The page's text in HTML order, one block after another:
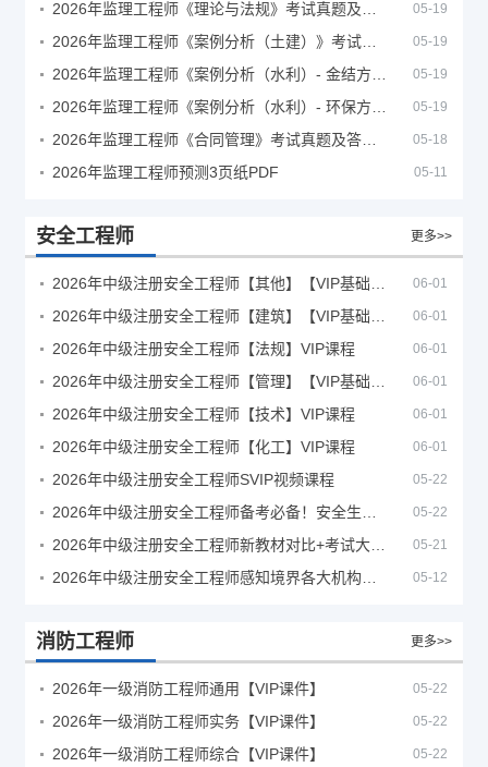
05-19
05-19
05-19
05-19
05-18
2026年监理工程师预测3页纸PDF 05-11
安全工程师 更多>>
06-01
06-01
2026年中级注册安全工程师【法规】VIP课程 06-01
06-01
2026年中级注册安全工程师【技术】VIP课程 06-01
2026年中级注册安全工程师【化工】VIP课程 06-01
2026年中级注册安全工程师SVIP视频课程 05-22
05-22
05-21
05-12
消防工程师 更多>>
2026年一级消防工程师通用【VIP课件】 05-22
2026年一级消防工程师实务【VIP课件】 05-22
2026年一级消防工程师综合【VIP课件】 05-22